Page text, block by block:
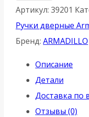
Ручка
Armadillo
(Армадилло)
TORSO
USS
MWSC-
Артикул: 39201
Ручки дверные
Бренд: ARMADILLO
Описание
Детали
Доставка по
Отзывы (0)